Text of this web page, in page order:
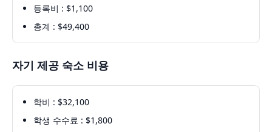
등록비 : $1,100
총계 : $49,400
자기 제공 숙소 비용
학비 : $32,100
학생 수수료 : $1,800